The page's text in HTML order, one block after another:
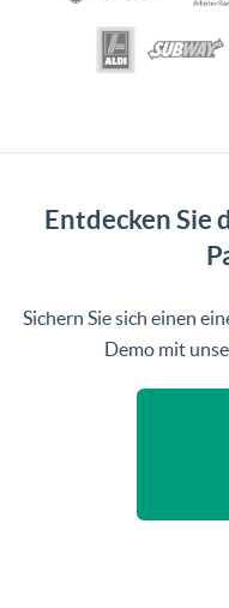
Entdecken Sie
Sichern Sie sich einen
Demo mit